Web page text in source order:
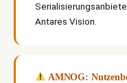
Antares Vision.
AMNOG: